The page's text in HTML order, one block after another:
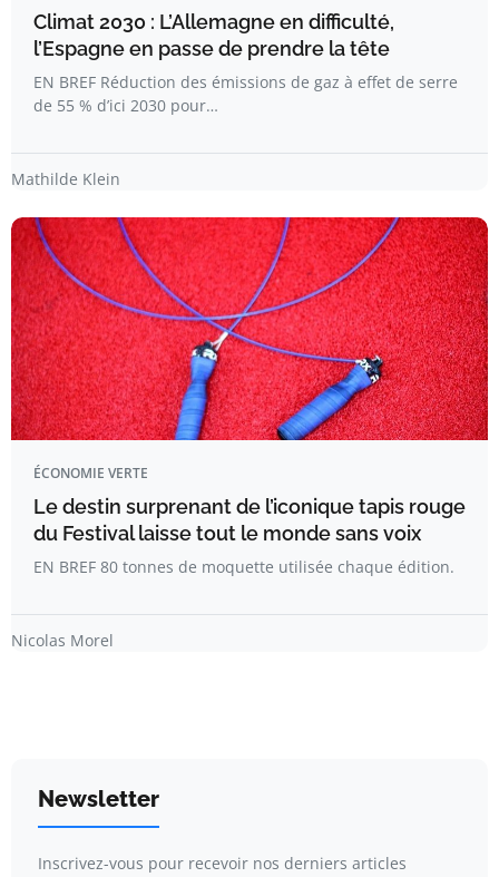
Climat 2030 : L’Allemagne en difficulté,
l’Espagne en passe de prendre la tête
EN BREF Réduction des émissions de gaz à effet de serre
de 55 % d’ici 2030 pour…
Mathilde Klein
ÉCONOMIE VERTE
Le destin surprenant de l’iconique tapis rouge
du Festival laisse tout le monde sans voix
EN BREF 80 tonnes de moquette utilisée chaque édition.
Nicolas Morel
Newsletter
Inscrivez-vous pour recevoir nos derniers articles